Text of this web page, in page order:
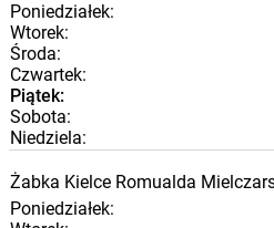
Poniedziałek:
Wtorek:
Środa:
Czwartek:
Piątek:
Sobota:
Niedziela:
Żabka Kielce Romualda
Poniedziałek: